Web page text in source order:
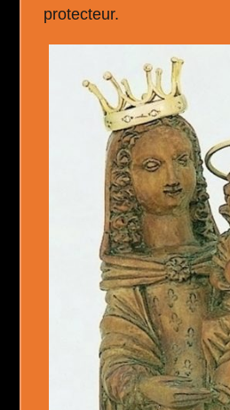
protecteur.